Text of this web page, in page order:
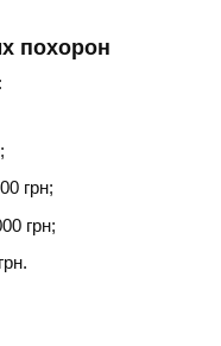
похорон
грн;
грн;